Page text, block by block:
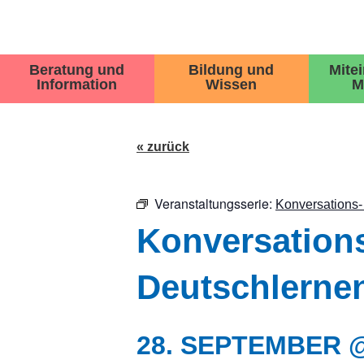
Beratung und
Information
Bildung und
Wissen
« zurück
Veranstaltungsserie:
28. SEPTEMBER